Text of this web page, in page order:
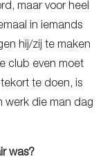
maar voor heel
in iemands
hij/zij te maken
club even moet
te doen, is
werk die man dag
was?